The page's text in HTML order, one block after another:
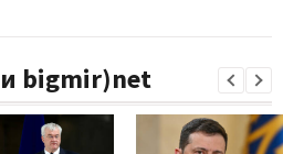
bigmir)net